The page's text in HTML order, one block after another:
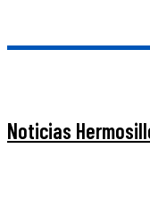
Noticias